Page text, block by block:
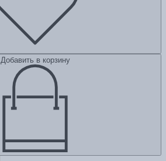
Добавить в корзину